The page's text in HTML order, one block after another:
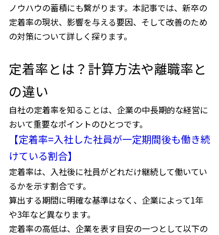
ノウハウの蓄積にも繋がります。本記事では、新卒の
定着率の現状、影響を与える要因、そして改善のため
の対策について詳しく探ります。
定着率とは？計算方法や離職率と
の違い
自社の定着率を知ることは、企業の中長期的な経営に
おいて重要なポイントのひとつです。
【定着率=入社した社員が一定期間後も働き続
けている割合】
定着率は、入社後に社員がどれだけ継続して働いてい
るかを示す割合です。
算出する期間に明確な基準はなく、企業によって1年
や3年など異なります。
定着率の高低は、企業を表す目安の一つとして以下の